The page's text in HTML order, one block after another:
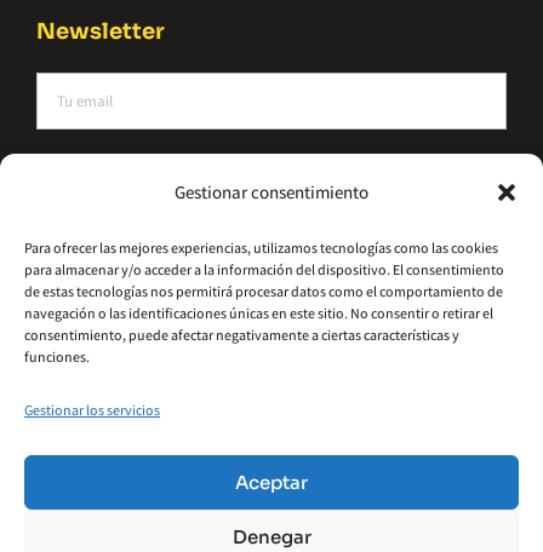
Gestionar consentimiento
Para ofrecer las mejores experiencias, utilizamos tecnologías como las cookies
para almacenar y/o acceder a la información del dispositivo. El consentimiento
de estas tecnologías nos permitirá procesar datos como el comportamiento de
navegación o las identificaciones únicas en este sitio. No consentir o retirar el
consentimiento, puede afectar negativamente a ciertas características y
funciones.
Gestionar los servicios
Aceptar
Denegar
Newsletter
Alternative:
©2026 – Hydrometal Canarias SL
Política De CookiesAccesibilidad